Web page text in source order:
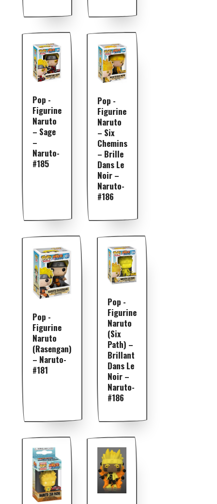
Pop -
Figurine
Naruto
– Sage
–
Naruto-
#185
Pop -
Figurine
Naruto
– Six
Chemins
– Brille
Dans Le
Noir –
Naruto-
#186
Pop -
Figurine
Naruto
(Rasengan)
– Naruto-
#181
Pop -
Figurine
Naruto
(Six
Path) –
Brillant
Dans Le
Noir –
Naruto-
#186